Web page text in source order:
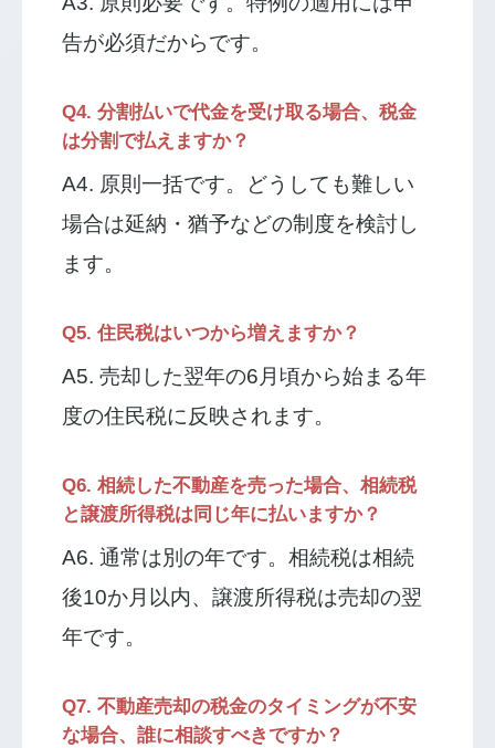
告が必須だからです。
Q4. 分割払いで代金を受け取る場合、税金
は分割で払えますか？
A4. 原則一括です。どうしても難しい
場合は延納・猶予などの制度を検討し
ます。
Q5. 住民税はいつから増えますか？
A5. 売却した翌年の6月頃から始まる年
度の住民税に反映されます。
Q6. 相続した不動産を売った場合、相続税
と譲渡所得税は同じ年に払いますか？
A6. 通常は別の年です。相続税は相続
後10か月以内、譲渡所得税は売却の翌
年です。
Q7. 不動産売却の税金のタイミングが不安
な場合、誰に相談すべきですか？